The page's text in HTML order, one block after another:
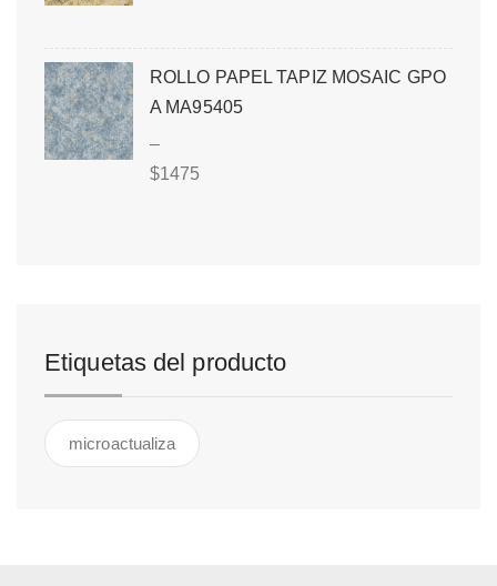
ROLLO PAPEL TAPIZ MOSAIC GPO
A MA95405
–
$1475
Etiquetas del producto
microactualiza